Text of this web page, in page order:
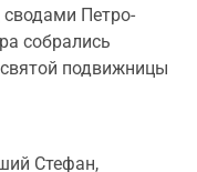
сводами Петро-
собрались
подвижницы
Стефан,